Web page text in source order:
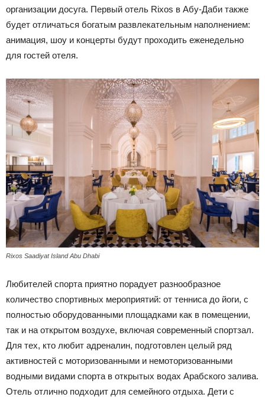
организации досуга. Первый отель Rixos в Абу-Даби также
будет отличаться богатым развлекательным наполнением:
анимация, шоу и концерты будут проходить еженедельно
для гостей отеля.
Rixos Saadiyat Island Abu Dhabi
Любителей спорта приятно порадует разнообразное
количество спортивных мероприятий: от тенниса до йоги, с
полностью оборудованными площадками как в помещении,
так и на открытом воздухе, включая современный спортзал.
Для тех, кто любит адреналин, подготовлен целый ряд
активностей с моторизованными и немоторизованными
водными видами спорта в открытых водах Арабского залива.
Отель отлично подходит для семейного отдыха. Дети с